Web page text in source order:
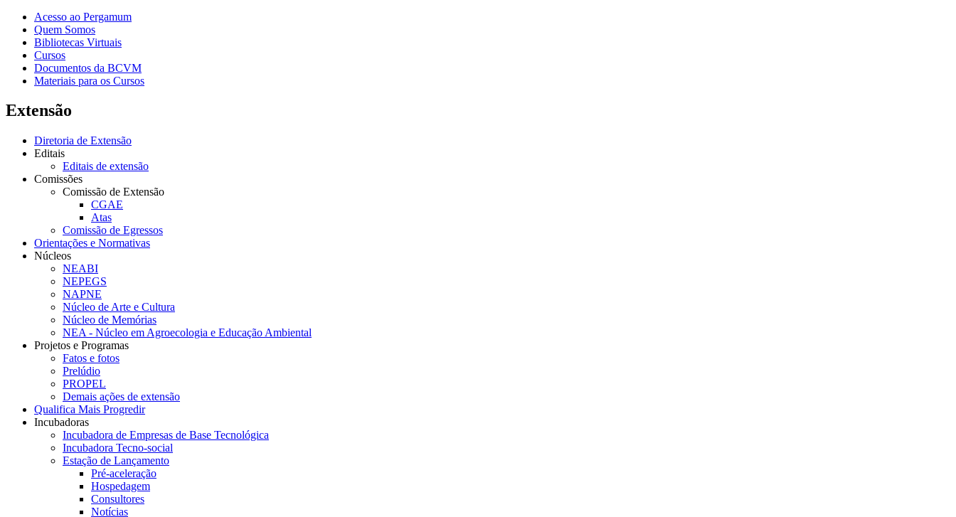
Acesso ao Pergamum
Quem Somos
Bibliotecas Virtuais
Cursos
Documentos da BCVM
Materiais para os Cursos
Extensão
Diretoria de Extensão
Editais
Editais de extensão
Comissões
Comissão de Extensão
CGAE
Atas
Comissão de Egressos
Orientações e Normativas
Núcleos
NEABI
NEPEGS
NAPNE
Núcleo de Arte e Cultura
Núcleo de Memórias
NEA - Núcleo em Agroecologia e Educação Ambiental
Projetos e Programas
Fatos e fotos
Prelúdio
PROPEL
Demais ações de extensão
Qualifica Mais Progredir
Incubadoras
Incubadora de Empresas de Base Tecnológica
Incubadora Tecno-social
Estação de Lançamento
Pré-aceleração
Hospedagem
Consultores
Notícias